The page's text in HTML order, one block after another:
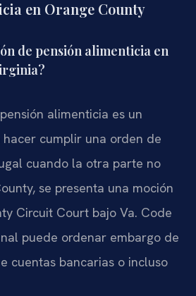
en Orange County
de pensión alimenticia en
alimenticia es un
cumplir una orden de
cuando la otra parte no
se presenta una moción
Circuit Court bajo Va. Code
puede ordenar embargo de
cuentas bancarias o incluso